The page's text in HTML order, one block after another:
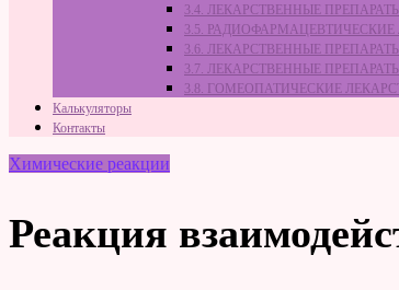
3.4. ЛЕКАРСТВЕННЫЕ
3.5.
3.6. ЛЕКАРСТВЕННЫЕ
3.7. ЛЕКАРСТВЕННЫЕ
3.8. ГОМЕОПАТИЧЕСКИЕ
Калькуляторы
Контакты
Химические реакции
Реакция